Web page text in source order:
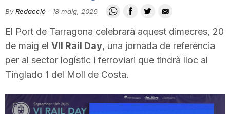
i
u
t
a
By Redacció - 18 maig, 2026
El Port de Tarragona celebrarà aquest dimecres, 20
de maig el VII Rail Day, una jornada de referència
per al sector logístic i ferroviari que tindrà lloc al
Tinglado 1 del Moll de Costa.